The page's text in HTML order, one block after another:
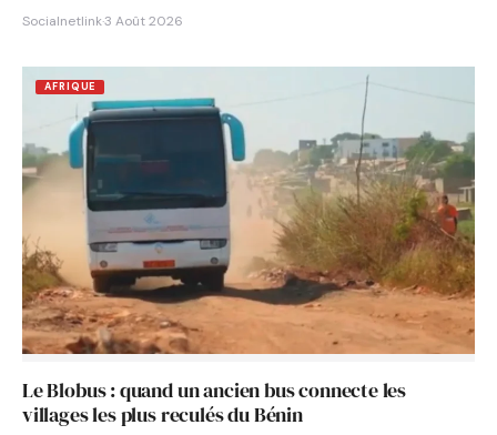
Socialnetlink·3 Août 2026
AFRIQUE
Le Blobus : quand un ancien bus connecte les
villages les plus reculés du Bénin